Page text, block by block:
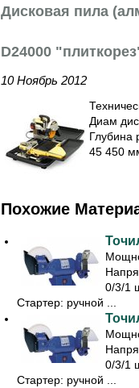
Дисковая пила
D24000
10 Ноябрь 2012
Диам
Глубина
45 450
Похожие
0/3/1
Стартер: ручной ...
0/3/1
Стартер: ручной ...